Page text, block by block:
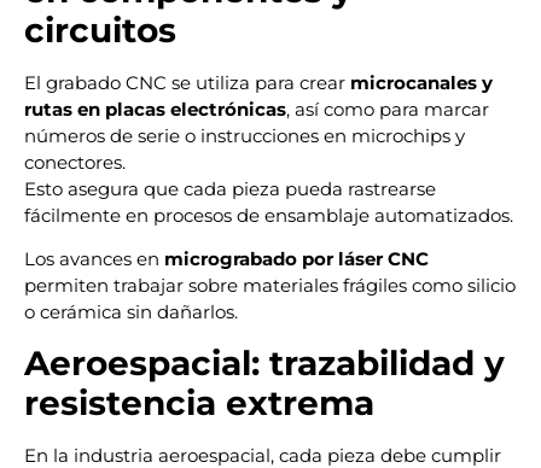
circuitos
El grabado CNC se utiliza para crear microcanales y
rutas en placas electrónicas, así como para marcar
números de serie o instrucciones en microchips y
conectores.
Esto asegura que cada pieza pueda rastrearse
fácilmente en procesos de ensamblaje automatizados.
Los avances en micrograbado por láser CNC
permiten trabajar sobre materiales frágiles como silicio
o cerámica sin dañarlos.
Aeroespacial: trazabilidad y
resistencia extrema
En la industria aeroespacial, cada pieza debe cumplir